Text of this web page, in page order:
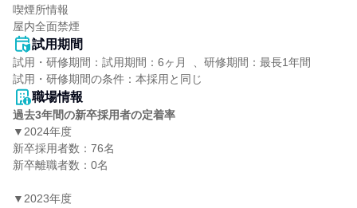
喫煙所情報
屋内全面禁煙
試用期間
試用・研修期間：試用期間：6ヶ月  、研修期間：最長1年間
職場情報
過去3年間の新卒採用者の定着率
▼2024年度
新卒採用者数：76名
新卒離職者数：0名
▼2023年度